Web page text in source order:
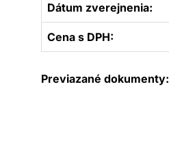
Dátum zverejnenia:
Cena s DPH:
Previazané dokumenty: